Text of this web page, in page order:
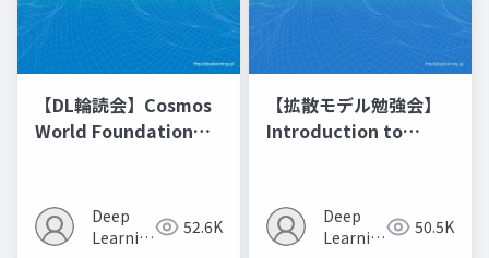
【DL輪読会】Cosmos
World Foundation
Deep
Learning
52.6K
【拡散モデル勉強会】
Introduction to
Deep
Learning
50.5K